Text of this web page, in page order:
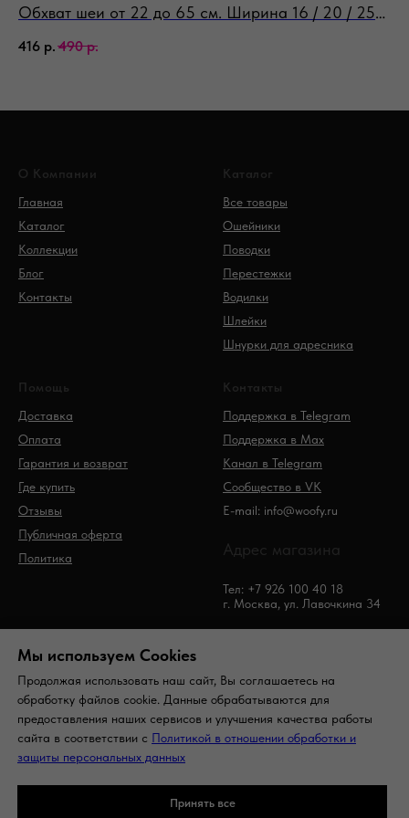
Обхват шеи от 22 до 65 см. Ширина 16 / 20 / 25
мм
416 р. 490 р.
О Компании
Главная
Каталог
Коллекции
Блог
Контакты
Каталог
Все товары
Ошейники
Поводки
Перестежки
Водилки
Шлейки
Шнурки для адресника
Помощь
Доставка
Оплата
Гарантия и возврат
Где купить
Отзывы
Публичная оферта
Политика
Контакты
Поддержка в Telegram
Поддержка в Max
Канал в Telegram
Сообщество в VK
E-mail: info@woofy.ru
Адрес магазина
Тел: +7 926 100 40 18
г. Москва, ул. Лавочкина 34
© Woofy. Все права защищены
Мы используем Сookies
Продолжая использовать наш сайт, Вы соглашаетесь на
обработку файлов cookie. Данные обрабатываются для
предоставления наших сервисов и улучшения качества работы
сайта в соответствии с Политикой в отношении обработки и
защиты персональных данных
Принять все